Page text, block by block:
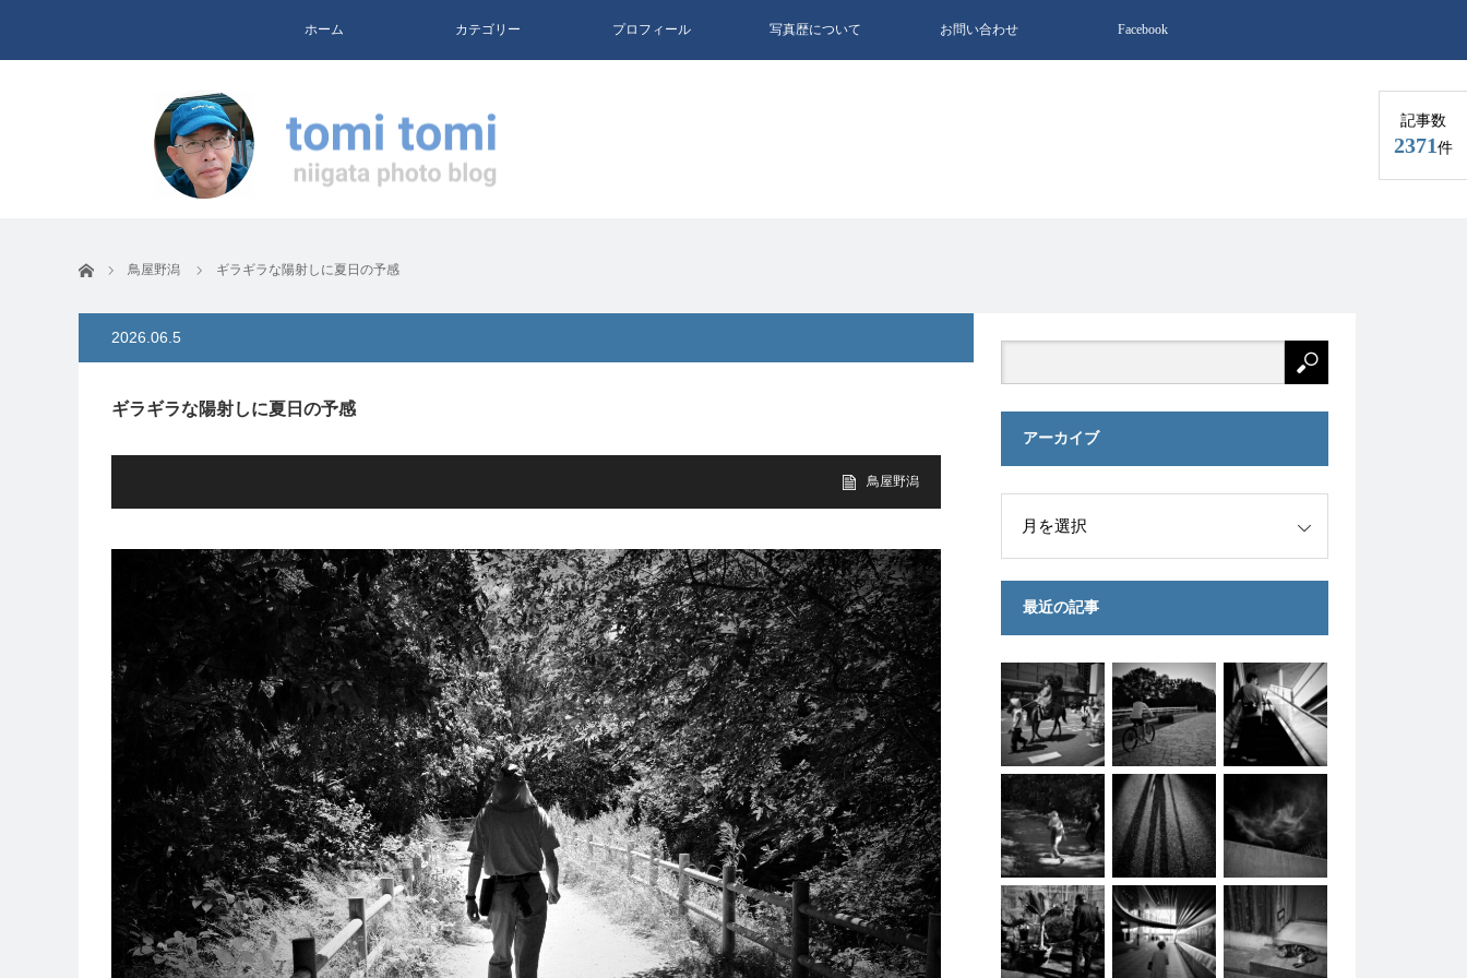
ホーム カテゴリー プロフィール 写真歴について お問い合わせ Facebook
記事数
2371 件
ホーム 鳥屋野潟 ギラギラな陽射しに夏日の予感
2026.06.5
ギラギラな陽射しに夏日の予感
鳥屋野潟
アーカイブ
最近の記事